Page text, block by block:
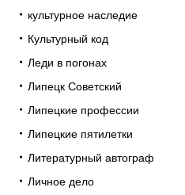
культурное наследие
Культурный код
Леди в погонах
Липецк Советский
Липецкие профессии
Липецкие пятилетки
Литературный автограф
Личное дело